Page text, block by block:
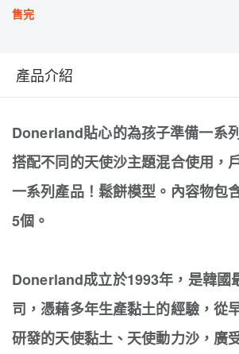
售完
產品介紹
Donerland貼心的為孩子準備一系
搭配不同的天使沙主題混合使用，
一系列產品！鬆餅模型。內容物包
5個。
Donerland成立於1993年，是韓國
司，憑藉多年生產黏土的經驗，從
研發的天使黏土、天使動力沙，廣